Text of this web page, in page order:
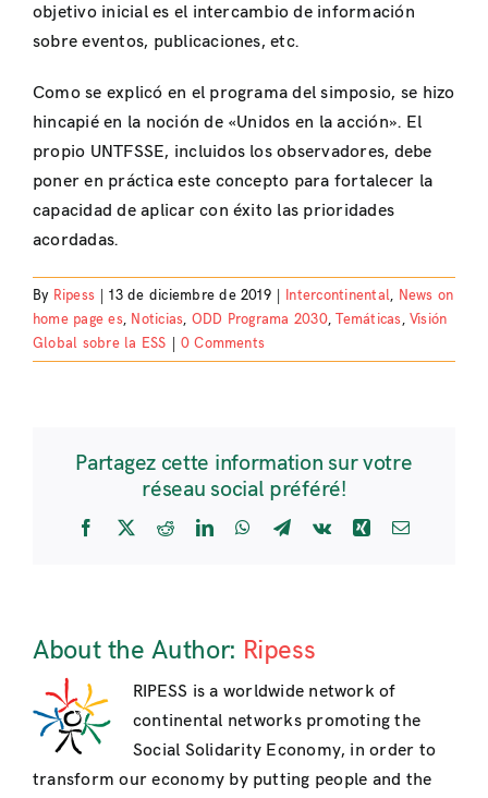
objetivo inicial es el intercambio de información
sobre eventos, publicaciones, etc.
Como se explicó en el programa del simposio, se hizo
hincapié en la noción de «Unidos en la acción». El
propio UNTFSSE, incluidos los observadores, debe
poner en práctica este concepto para fortalecer la
capacidad de aplicar con éxito las prioridades
acordadas.
By Ripess 13 de diciembre de 2019 Intercontinental, News on
home page es, Noticias, ODD Programa 2030,Temáticas,Visión
Global sobre la ESS
0 Comments
Partagez cette information sur votre
réseau social préféré!
Facebook
X RedditLinkedInWhatsApp
Telegram
Vk Xing Email
About the Author: Ripess
RIPESS is a worldwide network of
continental networks promoting the
Social Solidarity Economy, in order to
transform our economy by putting people and the